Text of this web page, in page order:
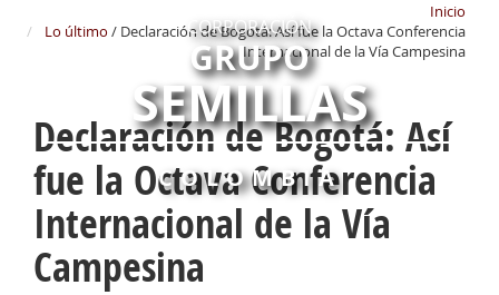
CORPORACIÓN
GRUPO
SEMILLAS
COLOMBIA
Inicio
Lo último / Declaración de Bogotá: Así fue la Octava Conferencia
Internacional de la Vía Campesina
Declaración de Bogotá: Así
fue la Octava Conferencia
Internacional de la Vía
Campesina